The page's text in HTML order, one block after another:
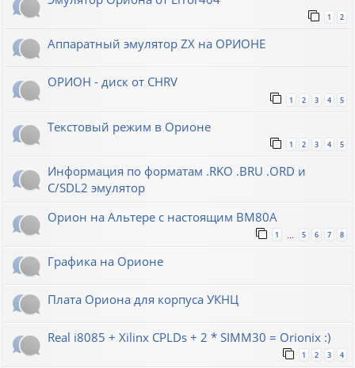
1 2
Аппаратный эмулятор ZX на ОРИОНЕ
ОРИОН - диск от CHRV
1 2 3 4 5
Текстовый режим в Орионе
1 2 3 4 5
Информация по форматам .RKO .BRU .ORD и
С/SDL2 эмулятор
Орион на Альтере с настоящим ВМ80А
1 5 6 7 8
Графика на Орионе
Плата Ориона для корпуса УКНЦ
Real i8085 + Xilinx CPLDs + 2 * SIMM30 = Orionix :)
1 2 3 4